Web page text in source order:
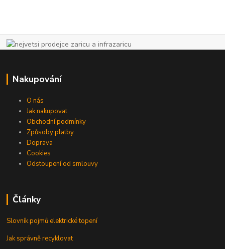
Nakupování
O nás
Jak nakupovat
Obchodní podmínky
Způsoby platby
Doprava
Cookies
Odstoupení od smlouvy
Články
Slovník pojmů elektrické topení
Jak správně recyklovat